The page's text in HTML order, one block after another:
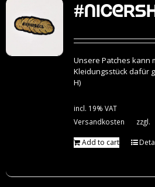
Unsere Patches kann
Kleidungsstück dafür
H)
incl. 19% VAT
zzgl.
Versandkosten
Add to cart